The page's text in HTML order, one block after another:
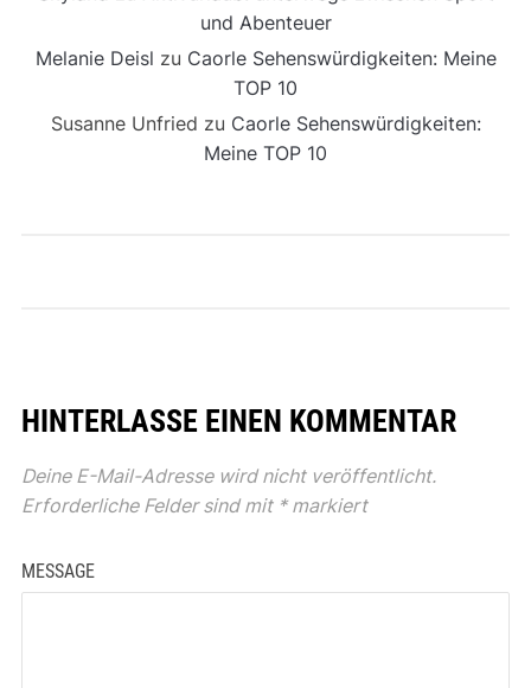
und Abenteuer
Melanie Deisl zu Caorle Sehenswürdigkeiten: Meine
TOP 10
Susanne Unfried zu Caorle Sehenswürdigkeiten:
Meine TOP 10
HINTERLASSE EINEN KOMMENTAR
Deine E-Mail-Adresse wird nicht veröffentlicht.
Erforderliche Felder sind mit *markiert
MESSAGE